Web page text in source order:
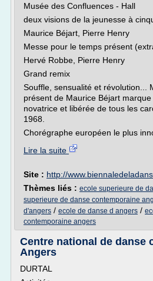
Musée des Confluences - Hall
deux visions de la jeunesse à
Maurice Béjart, Pierre Henry
Messe pour le temps présent
Hervé Robbe, Pierre Henry
Grand remix
Souffle, sensualité et révolution...
présent de Maurice Béjart
novatrice et libérée de tous les
1968.
Chorégraphe européen le plus
Lire la suite
Site : http://
Thèmes liés : ecole superieure de
superieure de danse contemporaine
d'angers / ecole de danse d angers /
contemporaine angers
Centre national de danse
Angers
DURTAL